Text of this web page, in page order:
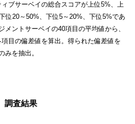
ブサーベイの総合スコアが上位5%、上
位20～50%、下位5～20%、下位5%であ
メントサーベイの40項目の平均値から、
目の偏差値を算出。得られた偏差値を
みを抽出。
調査結果